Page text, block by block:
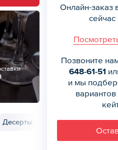
Десерты Напитки
Онлайн-заказ
Позвоните
648-61-51
и мы